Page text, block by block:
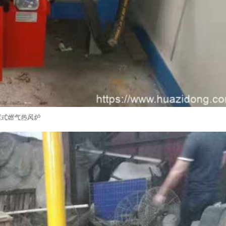
燃气热风炉